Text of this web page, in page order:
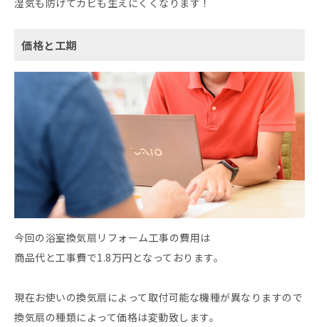
価格と工期
今回の浴室換気扇リフォーム工事の費用は
商品代と工事費で1.8万円となっております。
現在お使いの換気扇によって取付可能な機種が異なりますので
換気扇の種類によって価格は変動致します。